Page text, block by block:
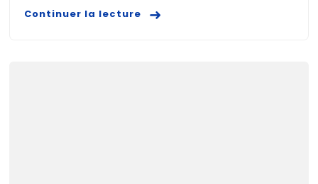
Continuer la lecture